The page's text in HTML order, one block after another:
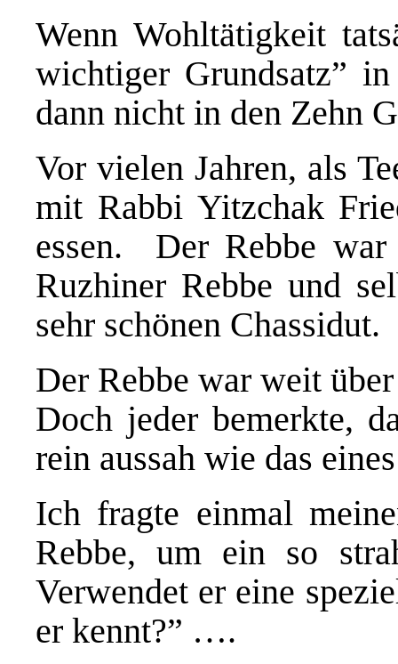
Wenn Wohltätigkeit
wichtiger Grundsatz”
dann nicht in den Zehn
Vor vielen Jahren, als
mit Rabbi Yitzchak
essen. Der Rebbe
Ruzhiner Rebbe und
sehr schönen Chassidut.
Der Rebbe war weit
Doch jeder bemerkte,
rein aussah wie das
Ich fragte einmal
Rebbe, um ein so
Verwendet er eine
er kennt?” ….